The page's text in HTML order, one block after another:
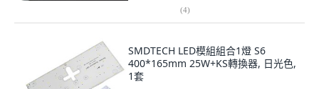
(4)
SMDTECH LED模組組合1燈 S6
400*165mm 25W+KS轉換器, 日光色,
1套